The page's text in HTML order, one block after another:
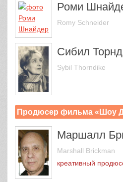
Роми
Romy Schneider
Сибил
Sybil Thorndike
Продюсер фильма «Шоу
Маршалл
Marshall Brickman
креативный